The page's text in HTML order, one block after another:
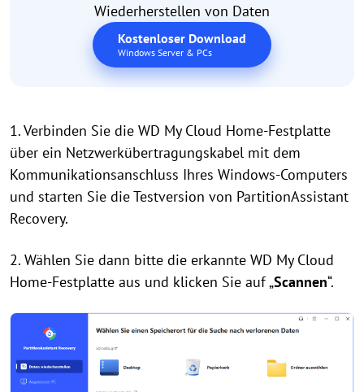
Wiederherstellen von Daten
Kostenloser Download
Windows Server & PCs
1. Verbinden Sie die WD My Cloud Home-Festplatte
über ein Netzwerkübertragungskabel mit dem
Kommunikationsanschluss Ihres Windows-Computers
und starten Sie die Testversion von PartitionAssistant
Recovery.
2. Wählen Sie dann bitte die erkannte WD My Cloud
Home-Festplatte aus und klicken Sie auf „Scannen“.